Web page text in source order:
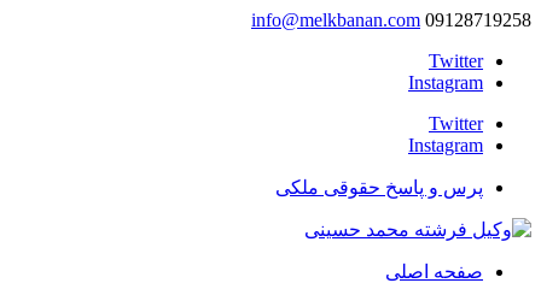
09128719258
info@melkbanan.com
Twitter
Instagram
Twitter
Instagram
پرس و پاسخ حقوقی ملکی
صفحه اصلی